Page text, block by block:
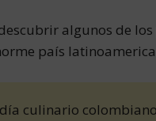
algunos de los
país
culinario